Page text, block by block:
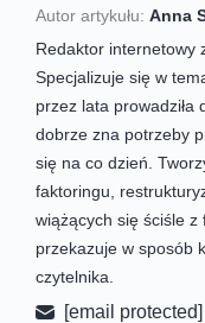
Autor artykułu: Anna
Redaktor internetowy
Specjalizuje się w
przez lata prowadziła
dobrze zna potrzeby
się na co dzień.
faktoringu,
wiążących się ściśle
przekazuje w sposób
czytelnika.
[email protected]